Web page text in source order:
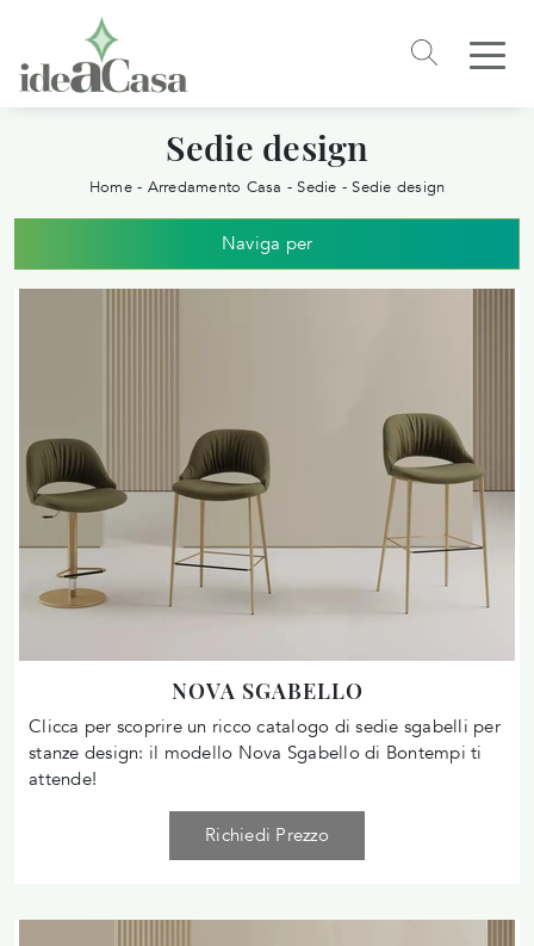
Sedie design
Home- Arredamento Casa - Sedie - Sedie design
Naviga per
NOVA SGABELLO
Clicca per scoprire un ricco catalogo di sedie sgabelli per
stanze design: il modello Nova Sgabello di Bontempi ti
attende!
Richiedi Prezzo